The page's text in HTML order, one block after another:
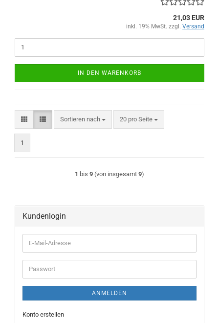
21,03 EUR
inkl. 19% MwSt. zzgl. Versand
IN DEN WARENKORB
Sortieren nach
Sortieren nach 20 pro Seite
pro Seite
1
1 bis 9 (von insgesamt 9)
Kundenlogin
E-
Mail-
Adresse
Passwort
ANMELDEN
Konto erstellen